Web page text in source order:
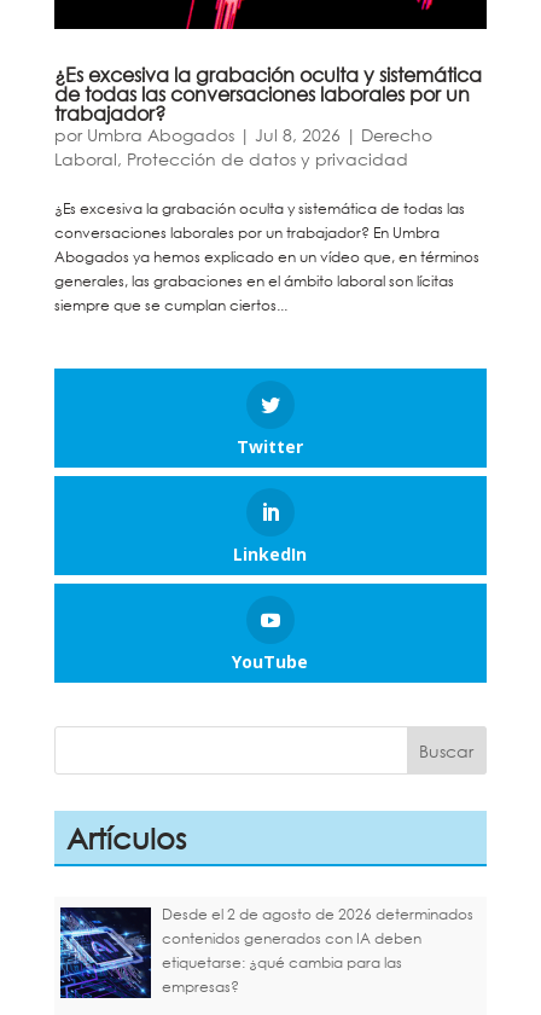
¿Es excesiva la grabación oculta y sistemática
de todas las conversaciones laborales por un
trabajador?
por Umbra Abogados| Jul 8, 2026 | Derecho
Laboral, Protección de datos y privacidad
¿Es excesiva la grabación oculta y sistemática de todas las
conversaciones laborales por un trabajador? En Umbra
Abogados ya hemos explicado en un vídeo que, en términos
generales, las grabaciones en el ámbito laboral son lícitas
siempre que se cumplan ciertos...
Twitter
LinkedIn
YouTube
Artículos
Desde el 2 de agosto de 2026 determinados
contenidos generados con IA deben
etiquetarse: ¿qué cambia para las
empresas?